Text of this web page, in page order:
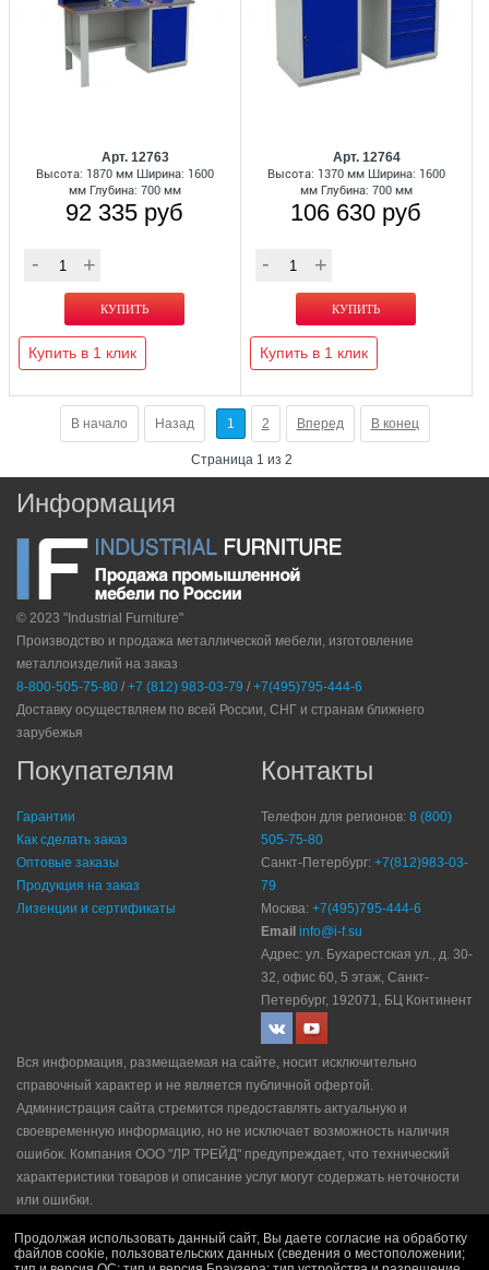
Арт. 12763
Высота: 1870 мм Ширина: 1600
мм Глубина: 700 мм
92 335 руб
Купить в 1 клик
Арт. 12764
Высота: 1370 мм Ширина: 1600
мм Глубина: 700 мм
106 630 руб
Купить в 1 клик
В начало Назад 1 2 Вперед В конец
Страница 1 из 2
Информация
© 2023 "Industrial Furniture"
Производство и продажа металлической мебели, изготовление
металлоизделий на заказ
8-800-505-75-80 / +7 (812) 983-03-79 / +7(495)795-444-6
Доставку осуществляем по всей России, СНГ и странам ближнего
зарубежья
Покупателям
Гарантии
Как сделать заказ
Оптовые заказы
Продукция на заказ
Лизенции и сертификаты
Контакты
Телефон для регионов: 8 (800)
505-75-80
Санкт-Петербург: +7(812)983-03-
79
Москва: +7(495)795-444-6
Email info@i-f.su
Адрес: ул. Бухарестская ул., д. 30-
32, офис 60, 5 этаж, Санкт-
Петербург, 192071, БЦ Континент
Вся информация, размещаемая на сайте, носит исключительно
справочный характер и не является публичной офертой.
Администрация сайта стремится предоставлять актуальную и
своевременную информацию, но не исключает возможность наличия
ошибок. Компания ООО "ЛР ТРЕЙД" прeдупрeждaeт, что технический
характеристики товаров и описание услуг могут содержать неточности
или ошибки.
Политика рекламной рассылки|Правила продажи
Продолжая использовать данный сайт, Вы даете согласие на обработку
файлов cookie, пользовательских данных (сведения о местоположении;